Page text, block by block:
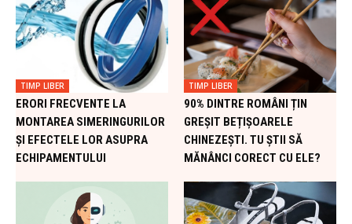
TIMP LIBER
ERORI FRECVENTE LA
MONTAREA SIMERINGURILOR
ȘI EFECTELE LOR ASUPRA
ECHIPAMENTULUI
TIMP LIBER
90% DINTRE ROMÂNI ȚIN
GREȘIT BEȚIȘOARELE
CHINEZEȘTI. TU ȘTII SĂ
MĂNÂNCI CORECT CU ELE?